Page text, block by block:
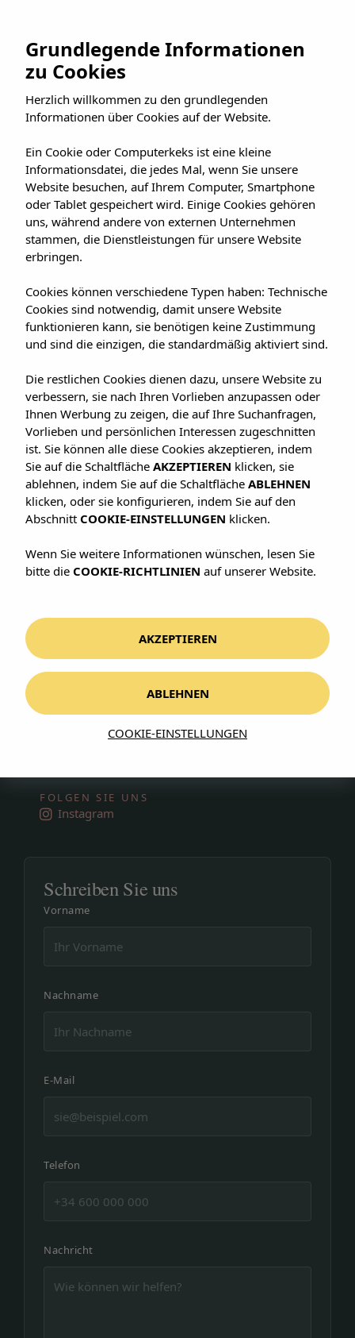
springen
Artikel
Das Gesuchte konnte leider nicht gefunden werden.
Vielleicht hilft die Suchfunktion.
Suchen
nach:
SPRECHEN WIR
Kontaktieren Sie uns
Brauchen Sie Hilfe bei der Hotelwahl oder
Sie da.
HIER FINDEN SIE UNS
07011 Palma de Mallorca, Illes Balears
Auf Google Maps ansehen
+34 971 479 977
FOLGEN SIE UNS
Instagram
Schreiben Sie uns
Vorname
Nachname
E-Mail
Telefon
Nachricht
Grundlegende Informationen
zu Cookies
Herzlich willkommen zu den grundlegenden
Informationen über Cookies auf der Website.
Ein Cookie oder Computerkeks ist eine kleine
Informationsdatei, die jedes Mal, wenn Sie unsere
Website besuchen, auf Ihrem Computer, Smartphone
oder Tablet gespeichert wird. Einige Cookies gehören
uns, während andere von externen Unternehmen
stammen, die Dienstleistungen für unsere Website
erbringen.
Cookies können verschiedene Typen haben: Technische
Cookies sind notwendig, damit unsere Website
funktionieren kann, sie benötigen keine Zustimmung
und sind die einzigen, die standardmäßig aktiviert sind.
Die restlichen Cookies dienen dazu, unsere Website zu
verbessern, sie nach Ihren Vorlieben anzupassen oder
Ihnen Werbung zu zeigen, die auf Ihre Suchanfragen,
Vorlieben und persönlichen Interessen zugeschnitten
ist. Sie können alle diese Cookies akzeptieren, indem
Sie auf die Schaltfläche AKZEPTIEREN klicken, sie
ablehnen, indem Sie auf die Schaltfläche ABLEHNEN
klicken, oder sie konfigurieren, indem Sie auf den
Abschnitt COOKIE-EINSTELLUNGEN klicken.
Wenn Sie weitere Informationen wünschen, lesen Sie
bitte die COOKIE-RICHTLINIEN auf unserer Website.
COOKIE-EINSTELLUNGEN
ABLEHNEN
AKZEPTIEREN